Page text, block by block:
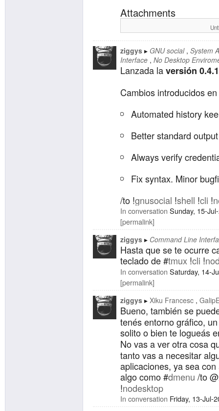
Attachments
ziggys GNU social System
Interface No Desktop
Lanzada laversión 0.4.1
Cambios introducidos
Automated history
Better standard output
Always verify
Fix syntax. Minor
/to !gnusocial !shell !cli !
In conversation Sunday, 15-
permalink
ziggys Command Line
Hasta que se te ocurre
teclado de #tmux !cli !
In conversation Saturday, 14-
permalink
ziggys Xiku Francesc
Bueno, también se
tenés entorno gráfico,
solito o bien te logueás
No vas a ver otra cosa
tanto vas a necesitar
aplicaciones, ya sea
algo como #dmenu /to @
!nodesktop
In conversation Friday, 13-Jul-